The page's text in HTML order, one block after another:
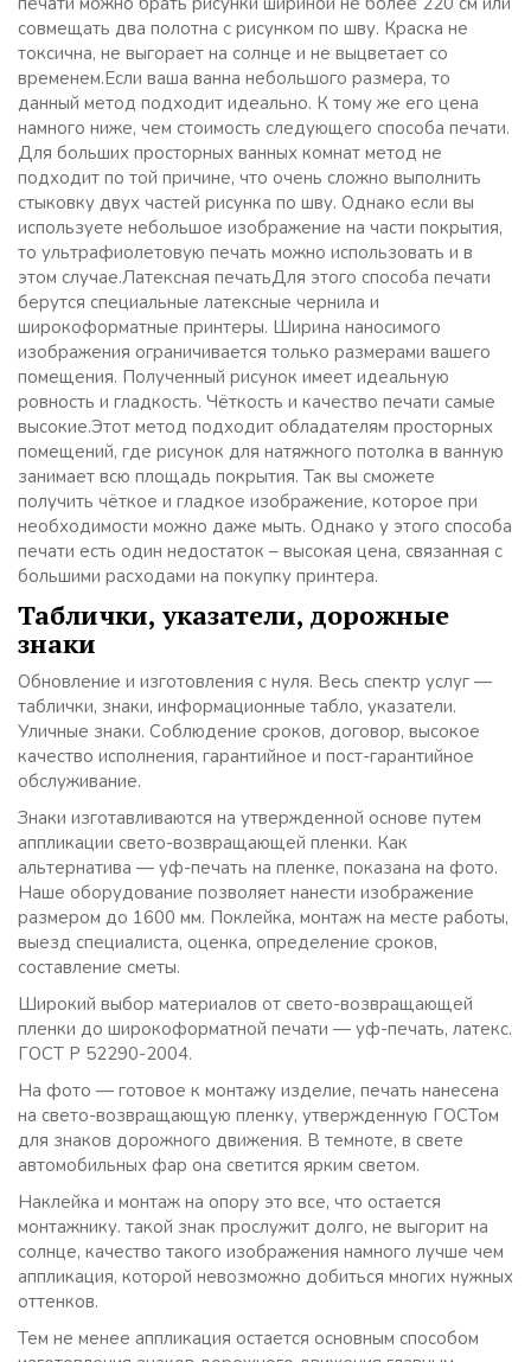
совмещать два полотна с рисунком по шву. Краска не
токсична, не выгорает на солнце и не выцветает со
временем.Если ваша ванна небольшого размера, то
данный метод подходит идеально. К тому же его цена
намного ниже, чем стоимость следующего способа печати.
Для больших просторных ванных комнат метод не
подходит по той причине, что очень сложно выполнить
стыковку двух частей рисунка по шву. Однако если вы
используете небольшое изображение на части покрытия,
то ультрафиолетовую печать можно использовать и в
этом случае.Латексная печатьДля этого способа печати
берутся специальные латексные чернила и
широкоформатные принтеры. Ширина наносимого
изображения ограничивается только размерами вашего
помещения. Полученный рисунок имеет идеальную
ровность и гладкость. Чёткость и качество печати самые
высокие.Этот метод подходит обладателям просторных
помещений, где рисунок для натяжного потолка в ванную
занимает всю площадь покрытия. Так вы сможете
получить чёткое и гладкое изображение, которое при
необходимости можно даже мыть. Однако у этого способа
печати есть один недостаток – высокая цена, связанная с
большими расходами на покупку принтера.
Таблички, указатели, дорожные
знаки
Обновление и изготовления с нуля. Весь спектр услуг —
таблички, знаки, информационные табло, указатели.
Уличные знаки. Соблюдение сроков, договор, высокое
качество исполнения, гарантийное и пост-гарантийное
обслуживание.
Знаки изготавливаются на утвержденной основе путем
аппликации свето-возвращающей пленки. Как
альтернатива — уф-печать на пленке, показана на фото.
Наше оборудование позволяет нанести изображение
размером до 1600 мм. Поклейка, монтаж на месте работы,
выезд специалиста, оценка, определение сроков,
составление сметы.
Широкий выбор материалов от свето-возвращающей
пленки до широкоформатной печати — уф-печать, латекс.
ГОСТ Р 52290-2004.
На фото — готовое к монтажу изделие, печать нанесена
на свето-возвращающую пленку, утвержденную ГОСТом
для знаков дорожного движения. В темноте, в свете
автомобильных фар она светится ярким светом.
Наклейка и монтаж на опору это все, что остается
монтажнику. такой знак прослужит долго, не выгорит на
солнце, качество такого изображения намного лучше чем
аппликация, которой невозможно добиться многих нужных
оттенков.
Тем не менее аппликация остается основным способом